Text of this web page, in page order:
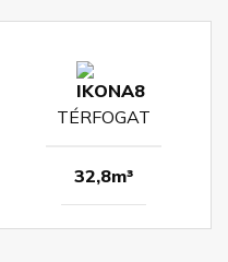
TÉRFOGAT
32,8m³